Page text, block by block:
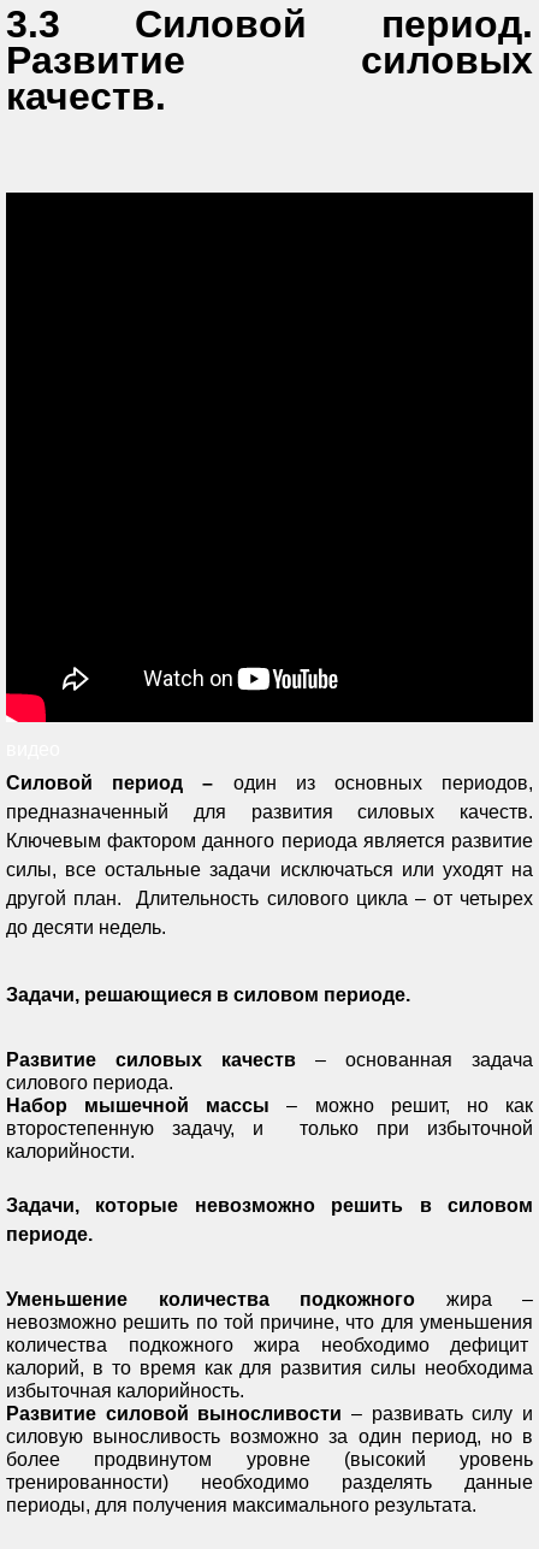
3.3 Силовой период.
Развитие силовых
качеств.
Силовой период – один из основных периодов,
предназначенный для развития силовых качеств.
Ключевым фактором данного периода является развитие
силы, все остальные задачи исключаться или уходят на
другой план. Длительность силового цикла – от четырех
до десяти недель.
Задачи, решающиеся в силовом периоде.
Развитие силовых качеств – основанная задача
силового периода.
Набор мышечной массы – можно решит, но как
второстепенную задачу, и только при избыточной
калорийности.
Задачи, которые невозможно решить в силовом
периоде.
Уменьшение количества подкожного жира –
невозможно решить по той причине, что для уменьшения
количества подкожного жира необходимо дефицит
калорий, в то время как для развития силы необходима
избыточная калорийность.
Развитие силовой выносливости – развивать силу и
силовую выносливость возможно за один период, но в
более продвинутом уровне (высокий уровень
тренированности) необходимо разделять данные
периоды, для получения максимального результата.